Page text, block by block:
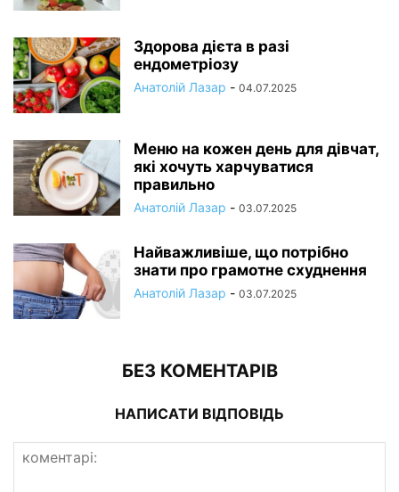
Здорова дієта в разі
ендометріозу
Анатолій Лазар - 04.07.2025
Меню на кожен день для дівчат,
які хочуть харчуватися
правильно
Анатолій Лазар - 03.07.2025
Найважливіше, що потрібно
знати про грамотне схуднення
Анатолій Лазар - 03.07.2025
БЕЗ КОМЕНТАРІВ
НАПИСАТИ ВІДПОВІДЬ